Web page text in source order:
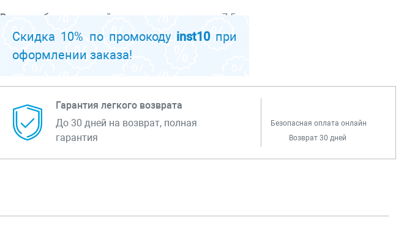
Время работы на одной заправке,
7.5
Перейти к описанию
Скидка 10% по промокоду inst10при
оформлении заказа!
Гарантия легкого возврата
До 30 дней на возврат, полная
гарантия
Безопасная оплата онлайн
Возврат 30 дней